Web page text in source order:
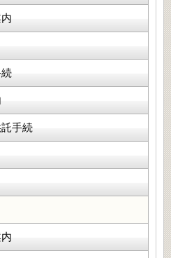
手続